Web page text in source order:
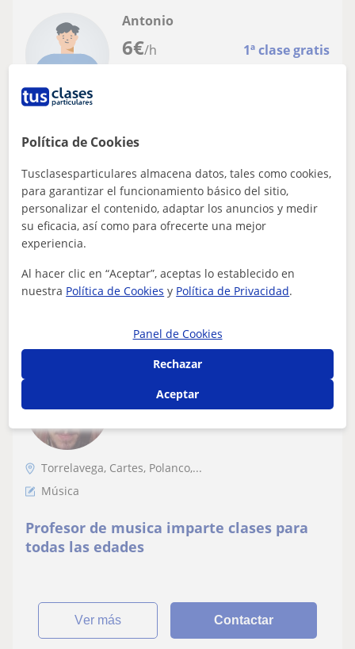
6€/h 1ª clase gratis
Antonio
Música
CLASES PARTICULARES DE MÚSICA
Profesor titulado superior imparte clases de música:
Guitarra Bajo y Contrabajo Lenguaje musical, Armonía, ..
Composición ,Impr...
ver más Contactar
/h
Adrian magdalena
Torrelavega, Cartes, Polanco,...
Música
Profesor de musica imparte clases para
todas las edades
ver más Contactar
Política de Cookies
Tusclasesparticulares almacena datos, tales como cookies,
para garantizar el funcionamiento básico del sitio,
personalizar el contenido, adaptar los anuncios y medir
su eficacia, así como para ofrecerte una mejor
experiencia.
Al hacer clic en “Aceptar”, aceptas lo establecido en
nuestra Política de Cookies y Política de Privacidad.
Panel de Cookies
Rechazar
Aceptar